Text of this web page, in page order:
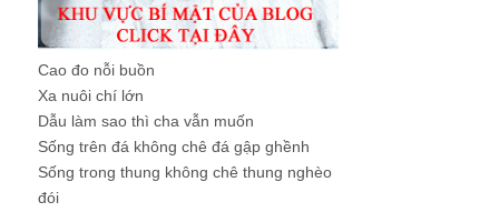
Cao đo nỗi buồn
Xa nuôi chí lớn
Dẫu làm sao thì cha vẫn muốn
Sống trên đá không chê đá gập ghềnh
Sống trong thung không chê thung nghèo
đói